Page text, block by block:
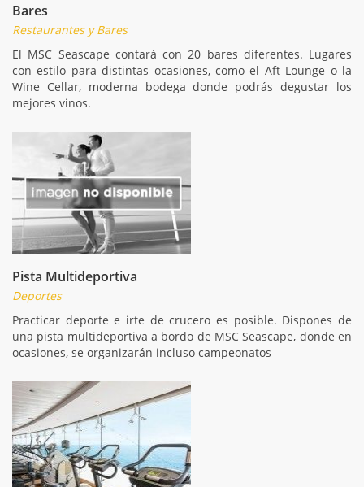
Bares
Restaurantes y Bares
El MSC Seascape contará con 20 bares diferentes. Lugares
con estilo para distintas ocasiones, como el Aft Lounge o la
Wine Cellar, moderna bodega donde podrás degustar los
mejores vinos.
Pista Multideportiva
Deportes
Practicar deporte e irte de crucero es posible. Dispones de
una pista multideportiva a bordo de MSC Seascape, donde en
ocasiones, se organizarán incluso campeonatos